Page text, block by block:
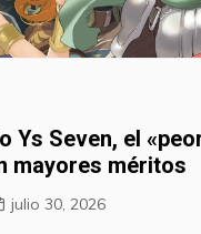
Ys Seven, el
mayores méritos
julio 30, 2026